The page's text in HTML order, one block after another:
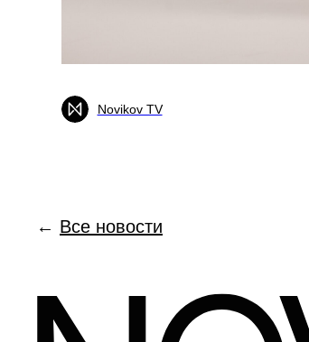
Novikov TV
← Все новости